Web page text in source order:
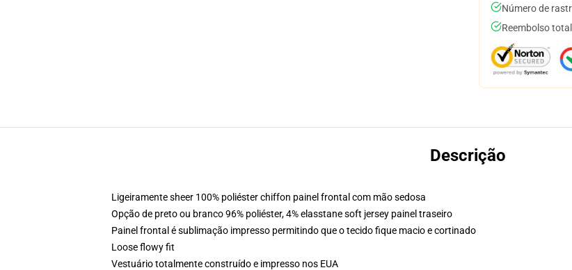
Número de
Reembolso
Descrição
Ligeiramente sheer 100% poliéster chiffon painel frontal com mão sedosa
Opção de preto ou branco 96% poliéster, 4% elasstane soft jersey painel traseiro
Painel frontal é sublimação impresso permitindo que o tecido fique macio e cortinado
Loose flowy fit
Vestuário totalmente construído e impresso nos EUA